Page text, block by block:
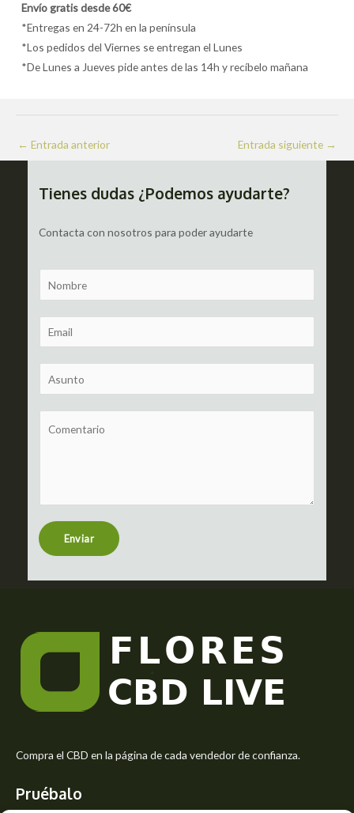
Envío gratis desde 60€
*Entregas en 24-72h en la península
*Los pedidos del Viernes se entregan el Lunes
*De Lunes a Jueves pide antes de las 14h y recíbelo mañana
Navegación
de
← Entrada anterior Entrada siguiente →
Tienes dudas ¿Podemos ayudarte?
Contacta con nosotros para poder ayudarte
a
m
m
a
u
b
t
r
s
e
Enviar
Compra el CBD en la página de cada vendedor de confianza.
Pruébalo